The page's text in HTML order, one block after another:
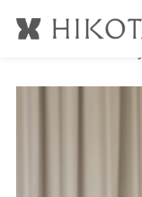
公開日時:
2017.5.30